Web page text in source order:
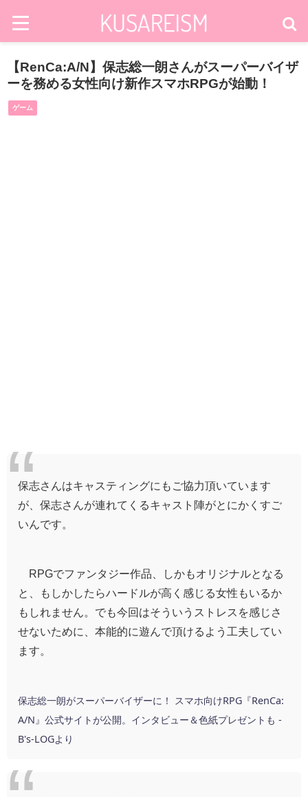
【RenCa:A/N】保志総一朗さんがスーパーバイザ
ーを務める女性向け新作スマホRPGが始動！
ゲーム
保志さんはキャスティングにもご協力頂いています
が、保志さんが連れてくるキャスト陣がとにかくすご
いんです。
RPGでファンタジー作品、しかもオリジナルとなる
と、もしかしたらハードルが高く感じる女性もいるか
もしれません。でも今回はそういうストレスを感じさ
せないために、 本能的に遊んで頂けるよう工夫 してい
ます。
保志総一朗がスーパーバイザーに！ スマホ向けRPG『RenCa:
A/N』公式サイトが公開。インタビュー＆色紙プレゼントも -
B's-LOGより